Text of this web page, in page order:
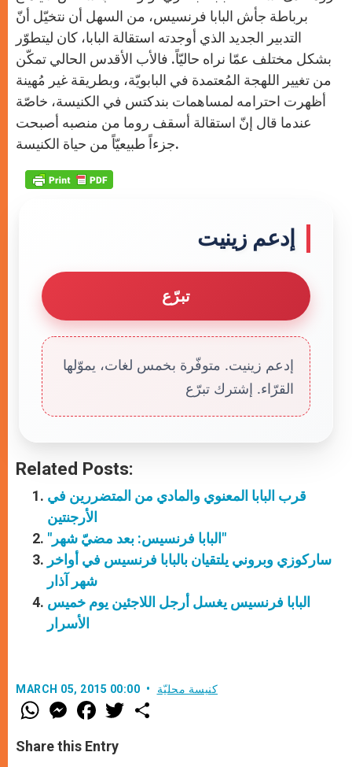
برباطة جأش البابا فرنسيس، من السهل أن نتخيّل أنّ
التدبير الجديد الذي أوجدته استقالة البابا، كان ليتطوّر
بشكل مختلف عمّا نراه حاليّاً. فالأب الأقدس الحالي تمكّن
من تغيير اللهجة المُعتمدة في البابويّة، وبطريقة غير مُهينة
أظهرت احترامه لمساهمات بندكتس في الكنيسة، خاصّة
عندما قال إنّ استقالة أسقف روما من منصبه أصبحت
جزءاً طبيعيّاً من حياة الكنيسة.
إدعم زينيت
تبرّع
إدعم زينيت. متوفّرة بخمس لغات، يموّلها
القرّاء. إشترك تبرّع
Related Posts:
قرب البابا المعنوي والمادي من المتضررين في
الأرجنتين
"البابا فرنسيس: بعد مضيّ شهر"
ساركوزي وبروني يلتقيان بالبابا فرنسيس في أواخر
شهر آذار
البابا فرنسيس يغسل أرجل اللاجئين يوم خميس
الأسرار
MARCH 05, 2015 00:00 كنيسة محليّة
W
h
t
s
M
e
s
e
F
a
e
b
w
Share this Entry